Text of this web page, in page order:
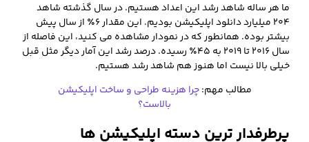
ما هر ساله شاهد رشد این اعداد هستیم. در سال گذشته شاهد
۲۰۴ میلیارد دانلود اپلیکیشن بودیم. این مقدار ۶٪ از سال پیش
بیشتر بوده. همانطور که در نمودار مشاهده می کنید،‌ این فاصله از
سال ۲۰۱۶ تا ۲۰۱۹ به ۴۵٪ رسیده. درصد رشد این آمار دیگر مثل قبل
خیلی بالا نیست اما هنوز هم شاهد رشد هستیم.
مطالب مهم:چرا هزینه طراحی و ساخت اپلیکیشن
بالاست؟
پرطرفدار ترین دسته اپلیکیشن ها